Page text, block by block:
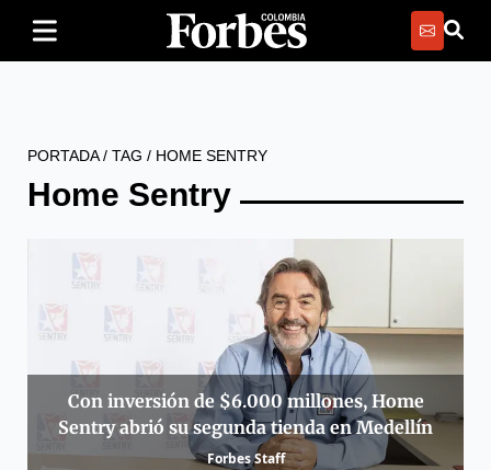
PORTADA/ TAG / HOME SENTRY
Home Sentry
Con inversión de $6.000 millones, Home
Sentry abrió su segunda tienda en Medellín
Forbes Staff